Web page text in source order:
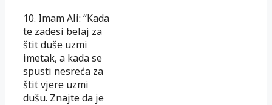
10. Imam Ali: “Kada
te zadesi belaj za
štit duše uzmi
imetak, a kada se
spusti nesreća za
štit vjere uzmi
dušu. Znajte da je